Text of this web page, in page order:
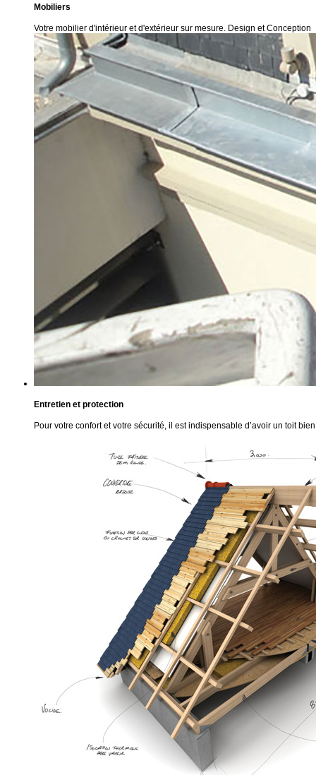
Mobiliers
Votre mobilier d'intérieur et d'extérieur sur mesure. Design et Conception
Entretien et protection
Pour votre confort et votre sécurité, il est indispensable d’avoir un toit